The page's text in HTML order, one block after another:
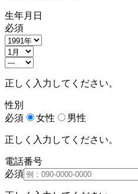
生年月日
必須
正しく入力してください。
性別
必須
女性 男性
正しく入力してください。
電話番号
必須